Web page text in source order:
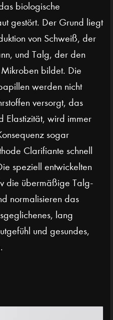
biologische
gestört. Der Grund liegt
von Schweiß, der
und Talg, der den
bildet. Die
werden nicht
versorgt, das
Elastizität, wird immer
sogar
Clarifiante schnell
speziell entwickelten
die übermäßige Talg-
normalisieren das
lang
und gesundes,